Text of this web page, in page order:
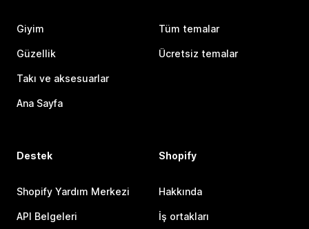
Giyim
Güzellik
Takı ve aksesuarlar
Ana Sayfa
Tüm temalar
Ücretsiz temalar
Destek
Shopify Yardım Merkezi
API Belgeleri
Shopify
Hakkında
İş ortakları